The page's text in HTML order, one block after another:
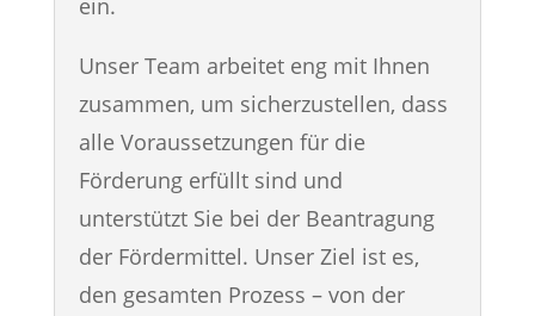
ein.
Unser Team arbeitet eng mit Ihnen
zusammen, um sicherzustellen, dass
alle Voraussetzungen für die
Förderung erfüllt sind und
unterstützt Sie bei der Beantragung
der Fördermittel. Unser Ziel ist es,
den gesamten Prozess – von der